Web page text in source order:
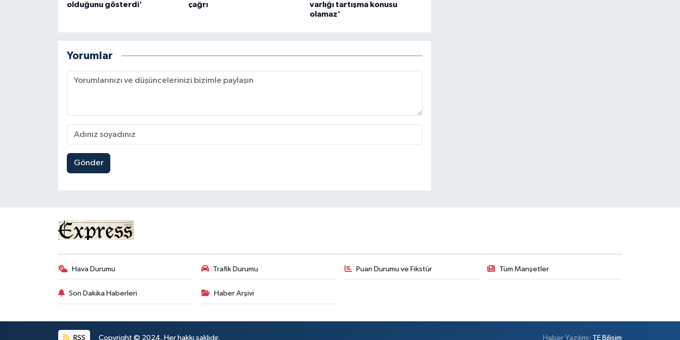
olduğunu gösterdi'
çağrı
varlığı tartışma konusu
olamaz'
Yorumlar
Gönder
Hava Durumu Trafik Durumu Puan Durumu ve Fikstür Tüm Manşetler
Son Dakika Haberleri Haber Arşivi
RSS Copyright © 2024. Her hakkı saklıdır. Haber Yazılımı: TE Bilişim